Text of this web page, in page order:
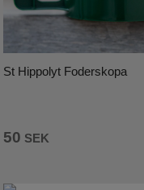
St Hippolyt Foderskopa
50 SEK